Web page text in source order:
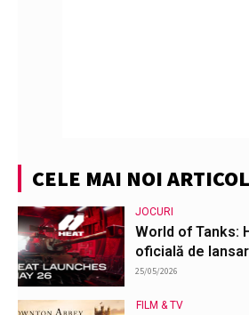
CELE MAI NOI
JOCURI
World of Tanks:
oficială de
25/05/2026
FILM & TV